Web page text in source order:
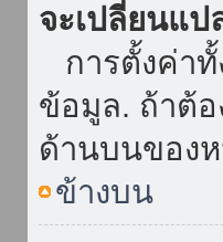
จะเปลี่ยนแป
การตั้งค่า
ข้อมูล. ถ้าต้
ด้านบนของ
ข้างบน